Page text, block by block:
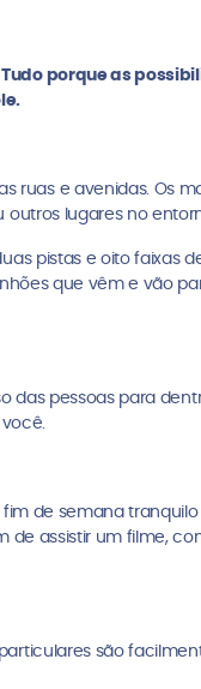
porque as
ruas e avenidas. Os
lugares no
pistas e oito faixas
que vêm e vão
das pessoas para
de semana
de assistir um filme,
são